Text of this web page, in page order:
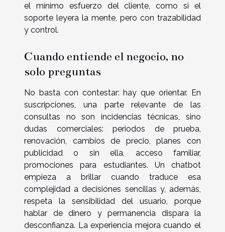
el mínimo esfuerzo del cliente, como si el
soporte leyera la mente, pero con trazabilidad
y control.
Cuando entiende el negocio, no
solo preguntas
No basta con contestar: hay que orientar. En
suscripciones, una parte relevante de las
consultas no son incidencias técnicas, sino
dudas comerciales: periodos de prueba,
renovación, cambios de precio, planes con
publicidad o sin ella, acceso familiar,
promociones para estudiantes. Un chatbot
empieza a brillar cuando traduce esa
complejidad a decisiones sencillas y, además,
respeta la sensibilidad del usuario, porque
hablar de dinero y permanencia dispara la
desconfianza. La experiencia mejora cuando el